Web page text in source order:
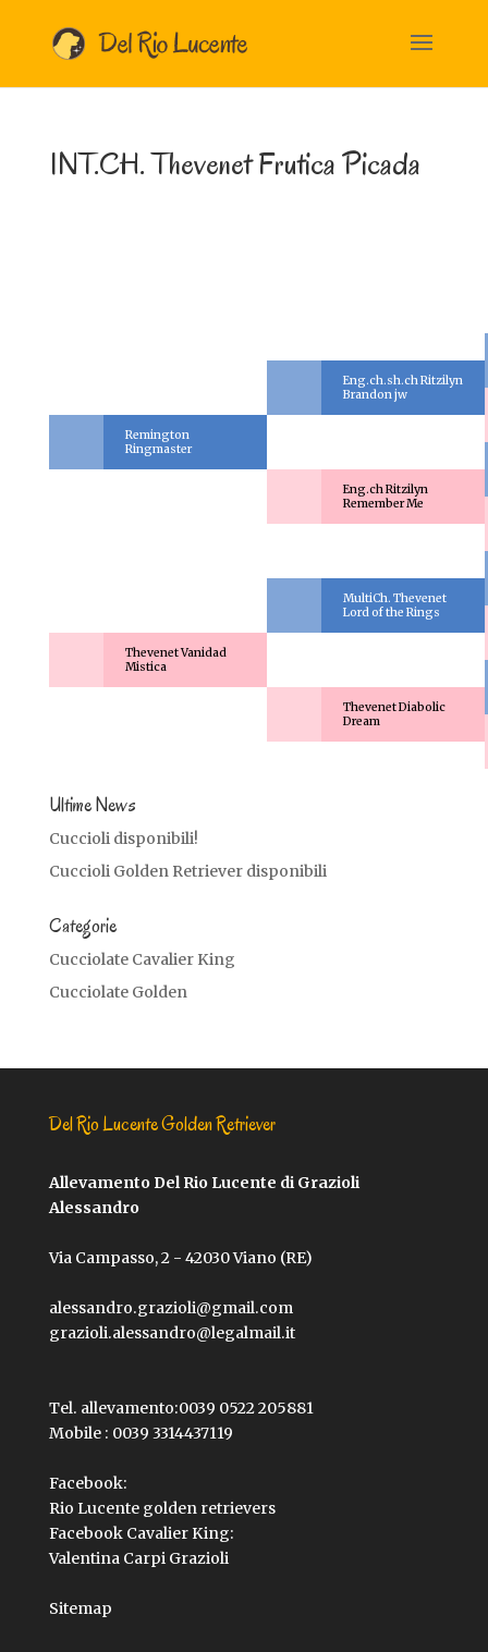
INT.CH. Thevenet Frutica Picada
Remington
Ringmaster
Thevenet Vanidad
Mistica
Eng.ch.sh.ch Ritzilyn
Brandon jw
Eng.ch Ritzilyn
Remember Me
MultiCh. Thevenet
Lord of the Rings
Thevenet Diabolic
Dream
Ultime News
Cuccioli disponibili!
Cuccioli Golden Retriever disponibili
Categorie
Cucciolate Cavalier King
Cucciolate Golden
Del Rio Lucente Golden Retriever
Allevamento Del Rio Lucente di Grazioli
Alessandro
Via Campasso, 2 - 42030 Viano (RE)
alessandro.grazioli@gmail.com
grazioli.alessandro@legalmail.it
Tel. allevamento:0039 0522 205881
Mobile : 0039 3314437119
Facebook:
Rio Lucente golden retrievers
Facebook Cavalier King:
Valentina Carpi Grazioli
Sitemap